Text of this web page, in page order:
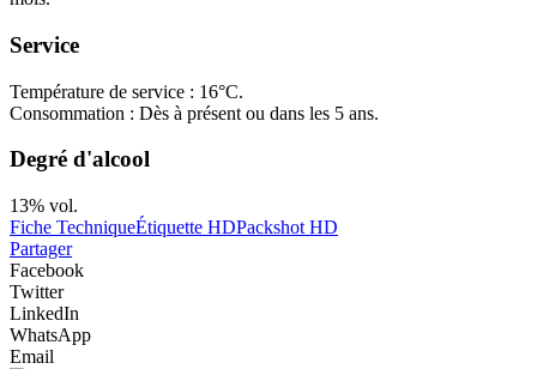
Service
Température de service : 16°C.
Consommation : Dès à présent ou dans les 5 ans.
Degré d'alcool
13% vol.
Fiche TechniqueÉtiquette HDPackshot HD
Partager
Facebook
Twitter
LinkedIn
WhatsApp
Email